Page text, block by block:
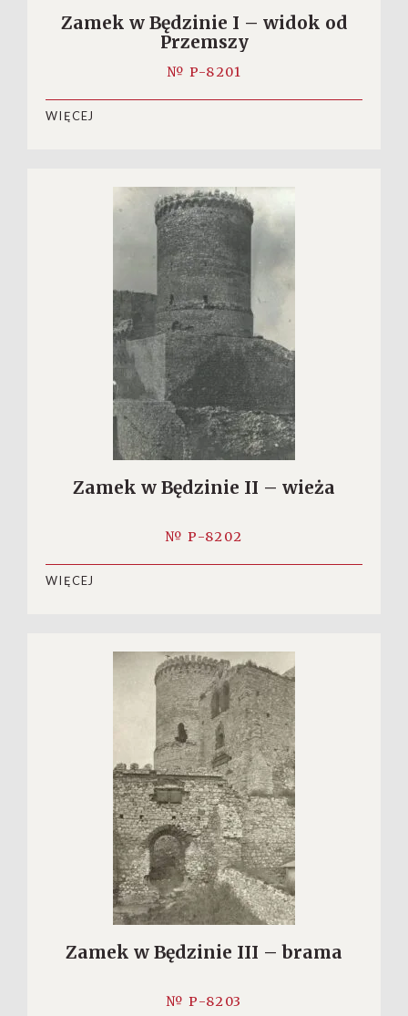
Zamek w Będzinie I – widok od
Przemszy
№ P-8201
WIĘCEJ
Zamek w Będzinie II – wieża
№ P-8202
WIĘCEJ
Zamek w Będzinie III – brama
№ P-8203